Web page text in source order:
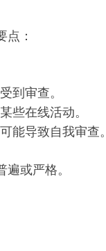
：
到审查。
些在线活动。
能导致自我审查。
或严格。